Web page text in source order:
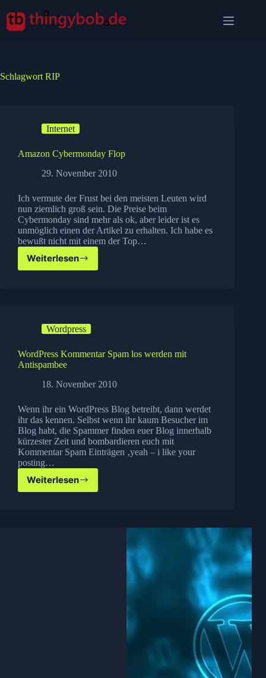
Inhalt
springen
Schlagwort RIP
Internet
Amazon Cybermonday Flop
29. November 2010
Ich vermute der Frust bei den meisten Leuten wird
nun ziemlich groß sein. Die Preise beim
Cybermonday sind mehr als ok, aber leider ist es
unmöglich einen der Artikel zu erhalten. Ich habe es
bewußt nicht mit einem der Top…
Weiterlesen
Amazon
Wordpress
WordPress Kommentar Spam los werden mit
Antispambee
18. November 2010
Wenn ihr ein WordPress Blog betreibt, dann werdet
ihr das kennen. Selbst wenn ihr kaum Besucher im
Blog habt, die Spammer finden euer Blog innerhalb
kürzester Zeit und bombardieren euch mit
Kommentar Spam Einträgen ‚yeah – i like your
posting…
WeiterlesenWordPress
Kommentar